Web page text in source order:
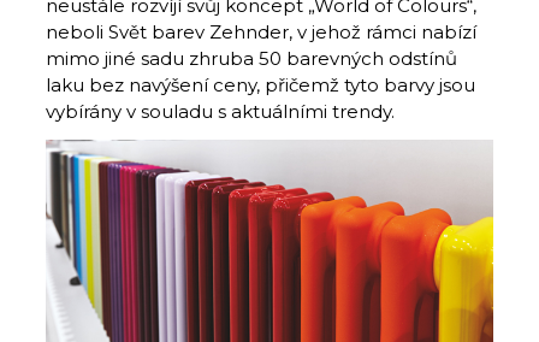
neustále rozvíjí svůj koncept „World of Colours“,
neboli Svět barev Zehnder, v jehož rámci nabízí
mimo jiné sadu zhruba 50 barevných odstínů
laku bez navýšení ceny, přičemž tyto barvy jsou
vybírány v souladu s aktuálními trendy.